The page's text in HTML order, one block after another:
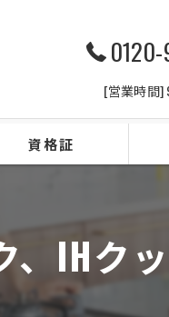
[営業時間]
資格証
レ
、IHク